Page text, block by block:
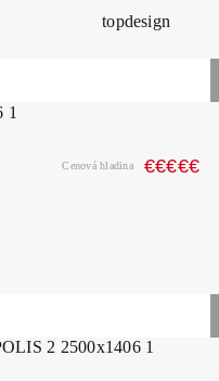
Cenová hladina €€€€€